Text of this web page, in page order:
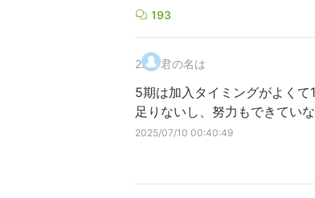
193
2. 君の名は
5期は加入タイミングがよく
足りないし、努力もできてい
2025/07/10 00:40:49